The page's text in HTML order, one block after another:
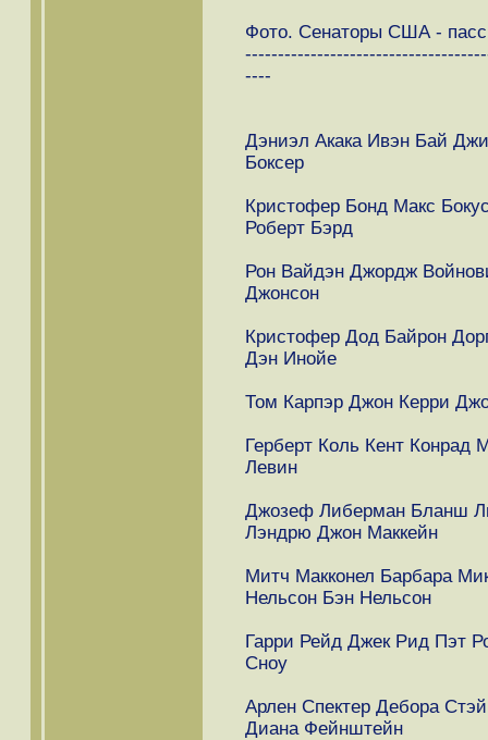
Фото. Сенаторы США -
----
Дэниэл Акака Ивэн Бай
Боксер
Кристофер Бонд Макс
Роберт Бэрд
Рон Вайдэн Джордж
Джонсон
Кристофер Дод Байрон
Дэн Инойе
Том Карпэр Джон Керри
Герберт Коль Кeнт Конрад
Левин
Джозеф Либерман Бланш
Лэндрю Джон Маккейн
Митч Макконел Барбара
Нельсон Бэн Нельсон
Гарри Рейд Джек Рид Пэт
Сноу
Арлен Спектер Дебора
Диана Фейнштейн